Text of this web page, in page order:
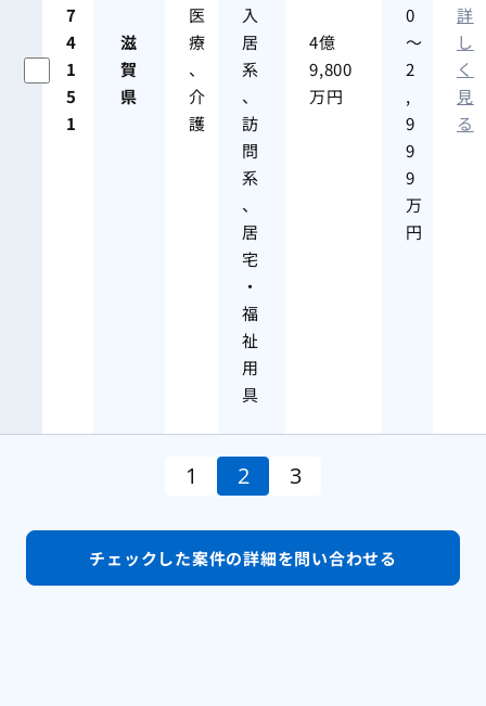
7
4
1
5
1
滋
賀
県
医
療
、
介
護
入
居
系
、
訪
問
系
、
居
宅
・
福
祉
用
具
4億
9,800
万円
0
～
2
,
9
9
9
万
円
詳
し
く
見
る
1 2 3
チェックした案件の詳細を問い合わせる